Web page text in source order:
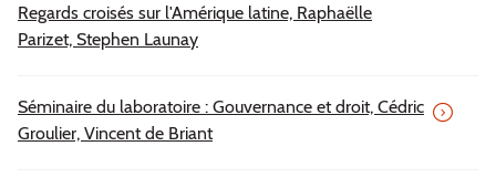
Regards croisés sur l'Amérique latine, Raphaëlle
Parizet, Stephen Launay
Séminaire du laboratoire : Gouvernance et droit, Cédric
Groulier, Vincent de Briant